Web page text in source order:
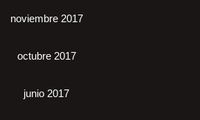
noviembre 2017
octubre 2017
junio 2017